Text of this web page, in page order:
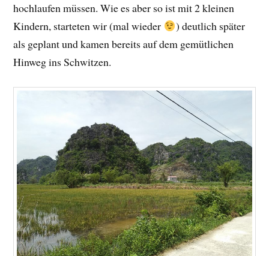
hochlaufen müssen. Wie es aber so ist mit 2 kleinen
Kindern, starteten wir (mal wieder
) deutlich später
als geplant und kamen bereits auf dem gemütlichen
Hinweg ins Schwitzen.